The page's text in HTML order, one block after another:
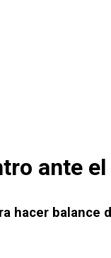
ante
hacer balance